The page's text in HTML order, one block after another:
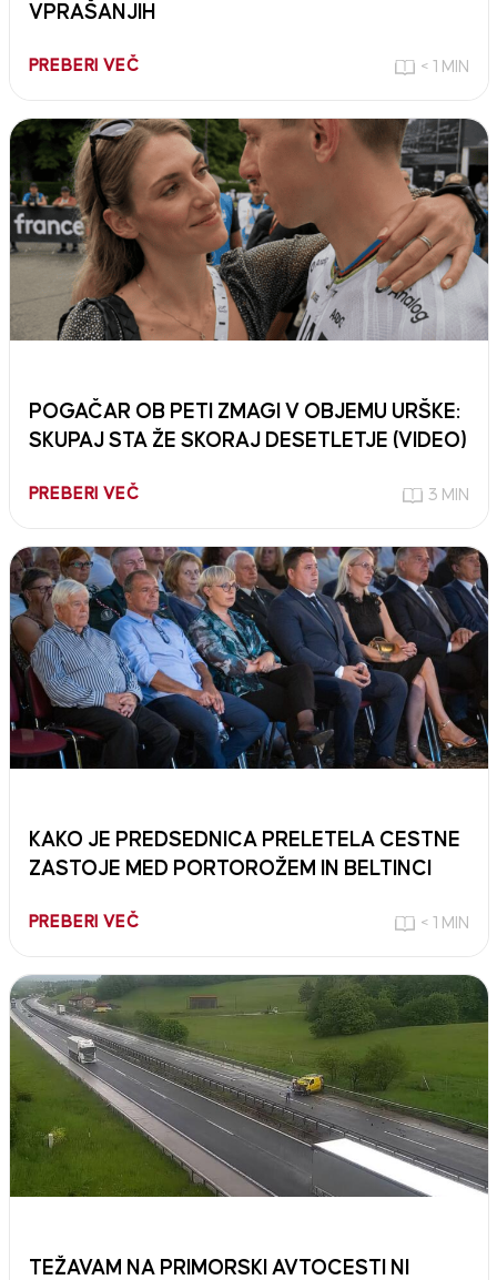
VPRAŠANJIH
PREBERI VEČ < 1 MIN
POGAČAR OB PETI ZMAGI V OBJEMU URŠKE:
SKUPAJ STA ŽE SKORAJ DESETLETJE (VIDEO)
PREBERI VEČ 3 MIN
KAKO JE PREDSEDNICA PRELETELA CESTNE
ZASTOJE MED PORTOROŽEM IN BELTINCI
PREBERI VEČ < 1 MIN
TEŽAVAM NA PRIMORSKI AVTOCESTI NI